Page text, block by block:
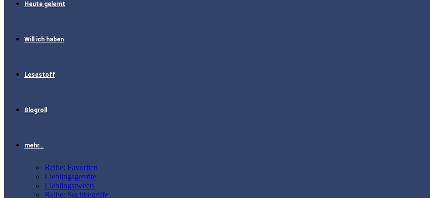
Heute gelernt
Will ich haben
Lesestoff
Blogroll
mehr…
Reihe: Favoriten
Lieblingsgetröte
Lieblingstweets
Reihe: Suchbegriffe